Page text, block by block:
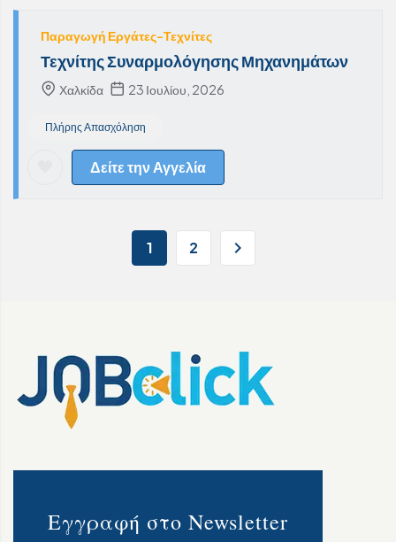
Παραγωγή Εργάτες-Τεχνίτες
Τεχνίτης Συναρμολόγησης Μηχανημάτων
Χαλκίδα 23 Ιουλίου, 2026
Πλήρης Απασχόληση
Δείτε την Αγγελία
1 2
Εγγραφή στο Newsletter